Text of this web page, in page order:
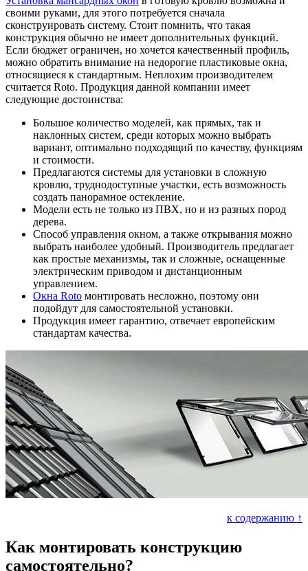
своими руками, для этого потребуется сначала
сконструировать систему. Стоит помнить, что такая
конструкция обычно не имеет дополнительных функций.
Если бюджет ограничен, но хочется качественный профиль,
можно обратить внимание на недорогие пластиковые окна,
относящиеся к стандартным. Неплохим производителем
считается Roto. Продукция данной компании имеет
следующие достоинства:
Большое количество моделей, как прямых, так и
наклонных систем, среди которых можно выбрать
вариант, оптимально подходящий по качеству, функциям
и стоимости.
Предлагаются системы для установки в сложную
кровлю, труднодоступные участки, есть возможность
создать панорамное остекление.
Модели есть не только из ПВХ, но и из разных пород
дерева.
Способ управления окном, а также открывания можно
выбрать наиболее удобный. Производитель предлагает
как простые механизмы, так и сложные, оснащенные
электрическим приводом и дистанционным
управлением.
Окна Roto монтировать несложно, поэтому они
подойдут для самостоятельной установки.
Продукция имеет гарантию, отвечает европейским
стандартам качества.
к содержанию ↑
Как монтировать конструкцию
самостоятельно?